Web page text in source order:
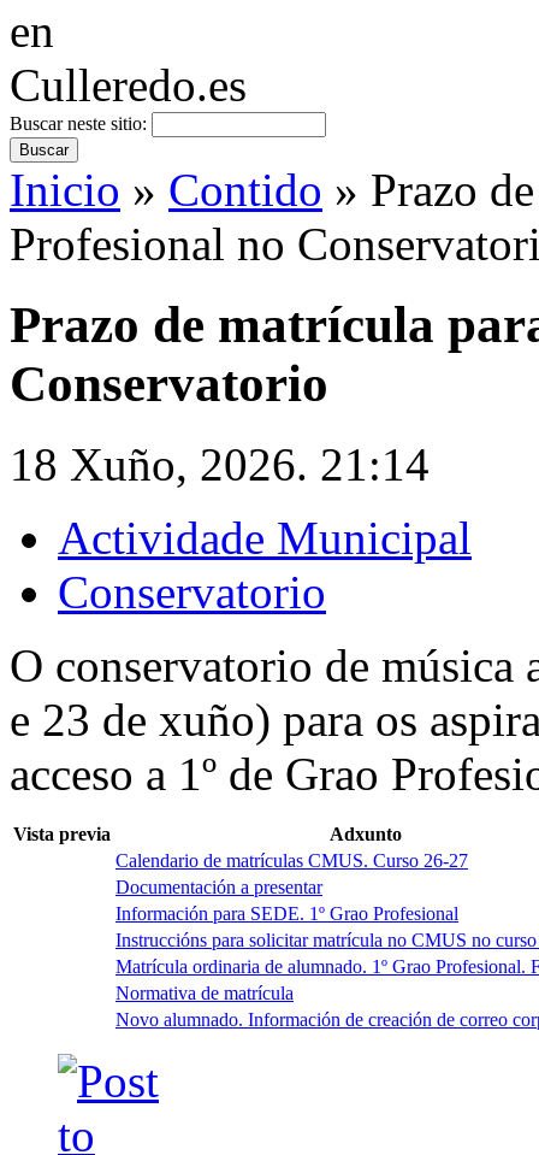
Buscar neste sitio:
Inicio » Contido » Prazo
Profesional no
Prazo de matrícula
Conservatorio
18 Xuño, 2026. 21:14
Actividade Municipal
Conservatorio
O conservatorio de música
e 23 de xuño) para os
acceso a 1º de Grao
Vista previa
Adxunto
Calendario de matrículas CMUS. Curso 26-27
Documentación a presentar
Información para SEDE. 1º Grao Profesional
Instruccións para solicitar matrícula no CMUS no
Matrícula ordinaria de alumnado. 1º Grao Profesional.
Normativa de matrícula
Novo alumnado. Información de creación de correo